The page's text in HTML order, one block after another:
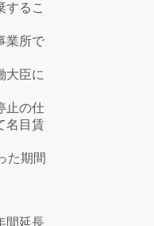
するこ
業所で
大臣に
止の仕
名目賃
た期間
間延長